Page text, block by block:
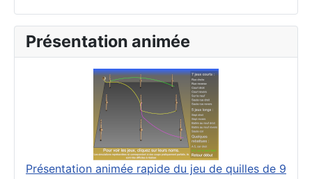
Présentation animée
Présentation animée rapide du jeu de quilles de 9